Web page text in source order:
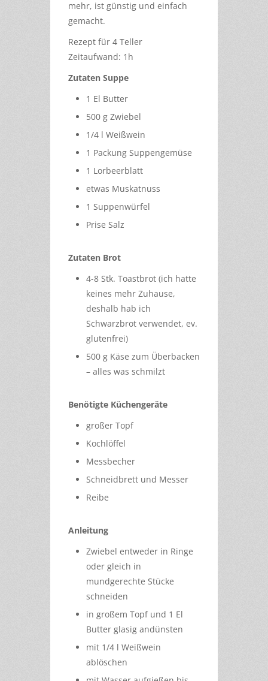
mehr, ist günstig und einfach
gemacht.
Rezept für 4 Teller
Zeitaufwand: 1h
Zutaten Suppe
1 El Butter
500 g Zwiebel
1/4 l Weißwein
1 Packung Suppengemüse
1 Lorbeerblatt
etwas Muskatnuss
1 Suppenwürfel
Prise Salz
Zutaten Brot
4-8 Stk. Toastbrot (ich hatte
keines mehr Zuhause,
deshalb hab ich
Schwarzbrot verwendet, ev.
glutenfrei)
500 g Käse zum Überbacken
– alles was schmilzt
Benötigte Küchengeräte
großer Topf
Kochlöffel
Messbecher
Schneidbrett und Messer
Reibe
Anleitung
Zwiebel entweder in Ringe
oder gleich in
mundgerechte Stücke
schneiden
in großem Topf und 1 El
Butter glasig andünsten
mit 1/4 l Weißwein
ablöschen